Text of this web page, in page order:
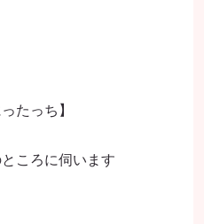
たっち】
ころに伺います